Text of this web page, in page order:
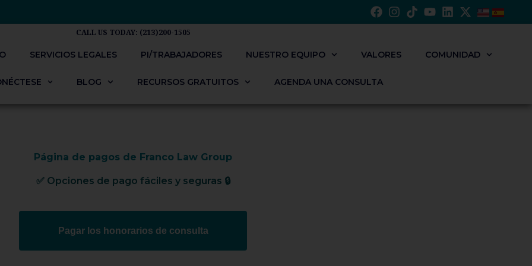
CALL US TODAY: (213)200-1505
SERVICIOS LEGALES PI/TRABAJADORES​ NUESTRO EQUIPO VALORES COMUNIDAD
BLOG RECURSOS GRATUITOS AGENDA UNA CONSULTA
Página de pagos de Franco Law Group
✅ Opciones de pago fáciles y seguras 🔒
Pagar los honorarios de consulta